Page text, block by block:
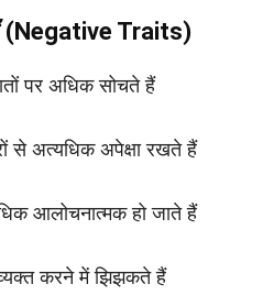
(Negative Traits)
पर अधिक सोचते हैं
से अत्यधिक अपेक्षा रखते हैं
आलोचनात्मक हो जाते हैं
करने में झिझकते हैं